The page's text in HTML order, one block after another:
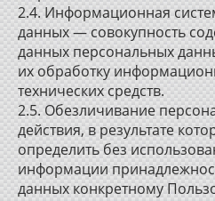
2.4. Информационная
данных — совокупность
данных персональных
их обработку
технических средств.
2.5. Обезличивание
действия, в результате
определить без
информации
данных конкретному